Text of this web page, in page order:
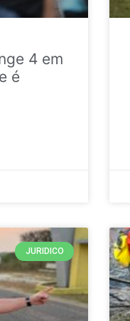
4 em
é
JURIDICO